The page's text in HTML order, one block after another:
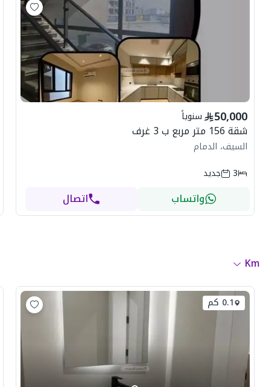
سنوياً 50,000
شقة 156 متر مربع ب 3 غرف
السيف، الدمام
3
جديد
واتساب اتصال
Km
0.1 كم